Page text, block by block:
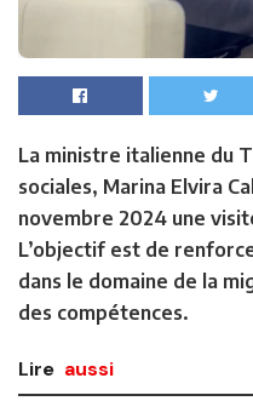
La ministre italienne du
sociales, Marina Elvira
novembre 2024 une
L’objectif est de
dans le domaine de la
des compétences.
Lire aussi